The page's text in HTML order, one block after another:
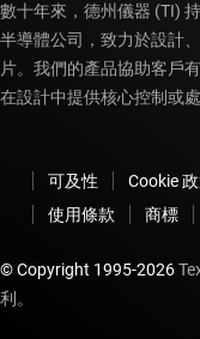
數十年來，德州儀器 (TI)
半導體公司，致力於設計
片。我們的產品協助客戶
在設計中提供核心控制或處
可及性 Cookie
使用條款
商標
© Copyright 1995-2026
利。